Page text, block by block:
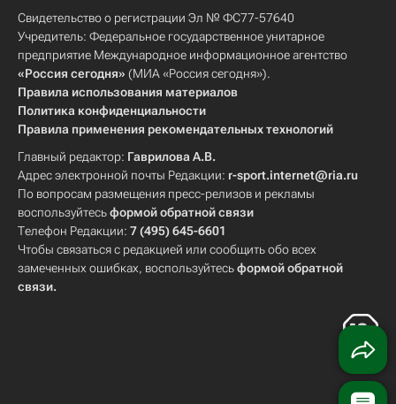
Свидетельство о регистрации Эл № ФС77-57640
Учредитель: Федеральное государственное унитарное
предприятие Международное информационное агентство
«Россия сегодня» (МИА «Россия сегодня»).
Правила использования материалов
Политика конфиденциальности
Правила применения рекомендательных технологий
Главный редактор: Гаврилова А.В.
Адрес электронной почты Редакции: r-sport.internet@ria.ru
По вопросам размещения пресс-релизов и рекламы
воспользуйтесьформой обратной связи
Телефон Редакции: 7 (495) 645-6601
Чтобы связаться с редакцией или сообщить обо всех
замеченных ошибках, воспользуйтесьформой обратной
связи.